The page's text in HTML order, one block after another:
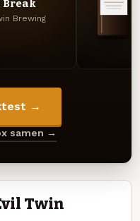
Brewing
→
samen →
Twin